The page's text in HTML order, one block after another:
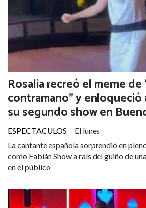
Rosalía recreó el meme de
contramano” y enloqueció
su segundo show en
ESPECTACULOS
El lunes
La cantante española sorprendió en
como Fabián Show a raís del guiño de
en el público